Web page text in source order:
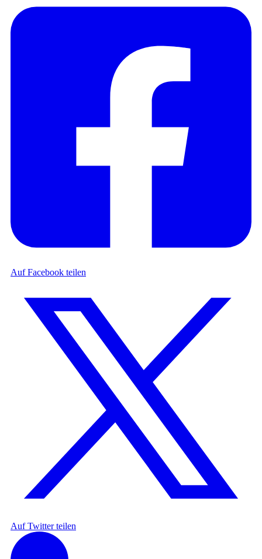
Auf Facebook teilen
Auf Twitter teilen